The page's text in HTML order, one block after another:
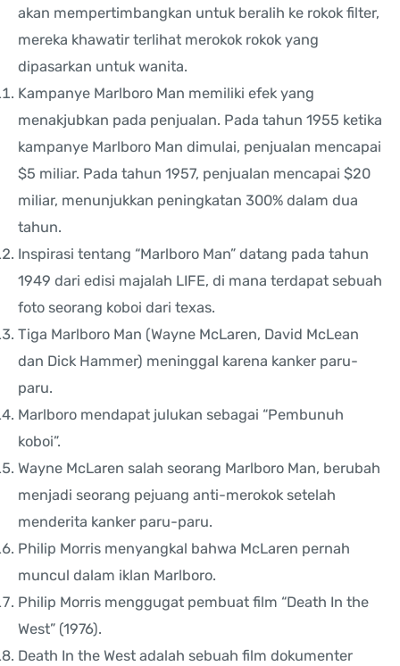
akan mempertimbangkan untuk beralih ke rokok filter,
mereka khawatir terlihat merokok rokok yang
dipasarkan untuk wanita.
Kampanye Marlboro Man memiliki efek yang
menakjubkan pada penjualan. Pada tahun 1955 ketika
kampanye Marlboro Man dimulai, penjualan mencapai
$5 miliar. Pada tahun 1957, penjualan mencapai $20
miliar, menunjukkan peningkatan 300% dalam dua
tahun.
Inspirasi tentang “Marlboro Man” datang pada tahun
1949 dari edisi majalah LIFE, di mana terdapat sebuah
foto seorang koboi dari texas.
Tiga Marlboro Man (Wayne McLaren, David McLean
dan Dick Hammer) meninggal karena kanker paru-
paru.
Marlboro mendapat julukan sebagai “Pembunuh
koboi”.
Wayne McLaren salah seorang Marlboro Man, berubah
menjadi seorang pejuang anti-merokok setelah
menderita kanker paru-paru.
Philip Morris menyangkal bahwa McLaren pernah
muncul dalam iklan Marlboro.
Philip Morris menggugat pembuat film “Death In the
West” (1976).
Death In the West adalah sebuah film dokumenter